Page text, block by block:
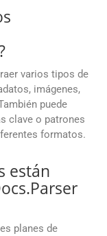
varios tipos de
imágenes,
puede
clave o patrones
formatos.
están
planes de